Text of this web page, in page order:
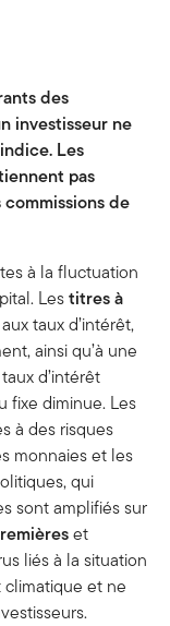
des
investisseur ne
Les
pas
de
à la fluctuation
Lestitres à
taux d’intérêt,
ainsi qu’à une
d’intérêt
fixe diminue. Les
à des risques
monnaies et les
qui
sont amplifiés sur
et
liés à la situation
et ne